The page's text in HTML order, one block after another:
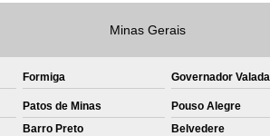
Private Label Roupas Masculinas
Private Label Têxtil Streetwear Rio de
Private Label Bermudas
Bones
Private Label Camisetas
Minas Gerais
Formiga Governador
Patos de Minas
Pouso Alegre
Barro Preto Belvedere